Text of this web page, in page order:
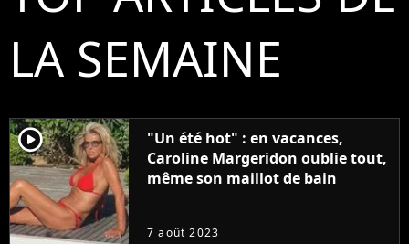
LA SEMAINE
player2
"Un été hot" : en vacances,
Caroline Margeridon oublie tout,
même son maillot de bain
7 août 2023